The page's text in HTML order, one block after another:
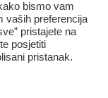
bismo vam
vaših preferencija
pristajete na
posjetiti
pristanak.